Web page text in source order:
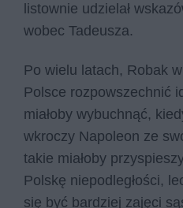
listownie udzielał
wobec Tadeusza.
Po wielu latach, Robak
Polsce rozpowszechnić
miałoby wybuchnąć,
wkroczy Napoleon ze
takie miałoby
Polskę niepodległości,
się być bardziej zajęci